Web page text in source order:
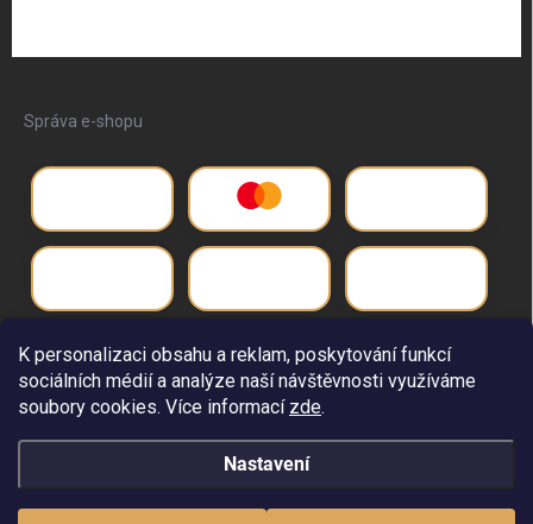
K personalizaci obsahu a reklam, poskytování funkcí
sociálních médií a analýze naší návštěvnosti využíváme
soubory cookies. Více informací zde.
Nastavení
Správa e-shopu
. Všechna práva vyhrazena.
cookies